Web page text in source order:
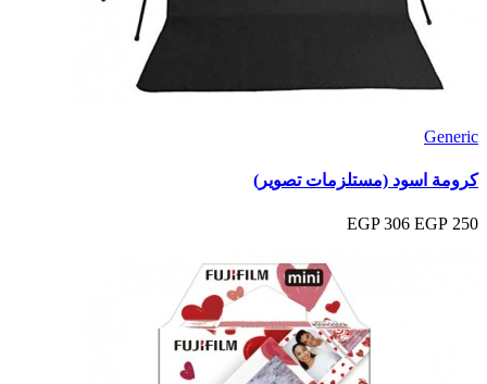
Generic
كرومة اسود (مستلزمات تصوير)
250 EGP
306 EGP